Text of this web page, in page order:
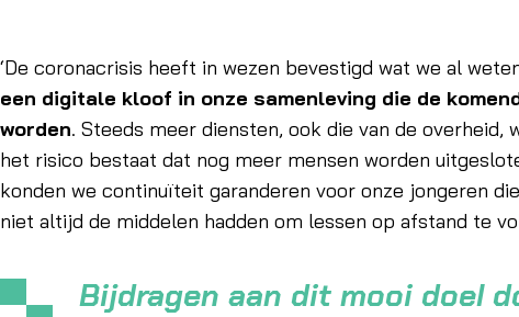
‘De coronacrisis heeft in wezen bevestigd wat we al
een digitale kloof in onze samenleving die de
worden. Steeds meer diensten, ook die van de overheid,
het risico bestaat dat nog meer mensen worden
konden we continuïteit garanderen voor onze jongeren
niet altijd de middelen hadden om lessen op afstand te
Bijdragen aan dit mooi doel